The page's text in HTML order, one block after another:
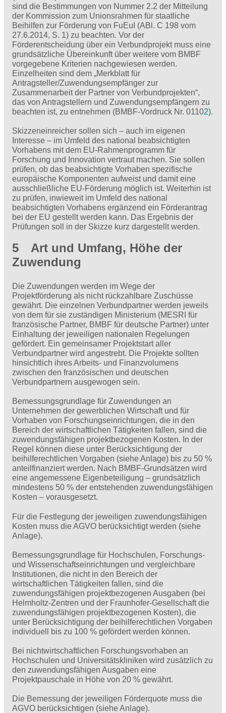
sind die Bestimmungen von Nummer 2.2 der Mitteilung
der Kommission zum Unionsrahmen für staatliche
Beihilfen zur Förderung von FuEuI (ABl. C 198 vom
27.6.2014, S. 1) zu beachten. Vor der
Förderentscheidung über ein Verbundprojekt muss eine
grundsätzliche Übereinkunft über weitere vom BMBF
vorgegebene Kriterien nachgewiesen werden.
Einzelheiten sind dem „Merkblatt für
Antragsteller/Zuwendungsempfänger zur
Zusammenarbeit der Partner von Verbundprojekten“,
das von Antragstellern und Zuwendungsempfängern zu
beachten ist, zu entnehmen (BMBF-Vordruck Nr. 01102).
Skizzeneinreicher sollen sich – auch im eigenen
Interesse – im Umfeld des national beabsichtigten
Vorhabens mit dem EU-Rahmenprogramm für
Forschung und Innovation vertraut machen. Sie sollen
prüfen, ob das beabsichtigte Vorhaben spezifische
europäische Komponenten aufweist und damit eine
ausschließliche EU-Förderung möglich ist. Weiterhin ist
zu prüfen, inwieweit im Umfeld des national
beabsichtigten Vorhabens ergänzend ein Förderantrag
bei der EU gestellt werden kann. Das Ergebnis der
Prüfungen soll in der Skizze kurz dargestellt werden.
5 Art und Umfang, Höhe der
Zuwendung
Die Zuwendungen werden im Wege der
Projektförderung als nicht rückzahlbare Zuschüsse
gewährt. Die einzelnen Verbundpartner werden jeweils
von dem für sie zuständigen Ministerium (MESRI für
französische Partner, BMBF für deutsche Partner) unter
Einhaltung der jeweiligen nationalen Regelungen
gefördert. Ein gemeinsamer Projektstart aller
Verbundpartner wird angestrebt. Die Projekte sollten
hinsichtlich ihres Arbeits- und Finanzvolumens
zwischen den französischen und deutschen
Verbundpartnern ausgewogen sein.
Bemessungsgrundlage für Zuwendungen an
Unternehmen der gewerblichen Wirtschaft und für
Vorhaben von Forschungseinrichtungen, die in den
Bereich der wirtschaftlichen Tätigkeiten fallen, sind die
zuwendungsfähigen projektbezogenen Kosten. In der
Regel können diese unter Berücksichtigung der
beihilferechtlichen Vorgaben (siehe Anlage) bis zu 50 %
anteilfinanziert werden. Nach BMBF-Grundsätzen wird
eine angemessene Eigenbeteiligung – grundsätzlich
mindestens 50 % der entstehenden zuwendungsfähigen
Kosten – vorausgesetzt.
Für die Festlegung der jeweiligen zuwendungsfähigen
Kosten muss die AGVO berücksichtigt werden (siehe
Anlage).
Bemessungsgrundlage für Hochschulen, Forschungs-
und Wissenschaftseinrichtungen und vergleichbare
Institutionen, die nicht in den Bereich der
wirtschaftlichen Tätigkeiten fallen, sind die
zuwendungsfähigen projektbezogenen Ausgaben (bei
Helmholtz-Zentren und der Fraunhofer-Gesellschaft die
zuwendungsfähigen projektbezogenen Kosten), die
unter Berücksichtigung der beihilferechtlichen Vorgaben
individuell bis zu 100 % gefördert werden können.
Bei nichtwirtschaftlichen Forschungsvorhaben an
Hochschulen und Universitätskliniken wird zusätzlich zu
den zuwendungsfähigen Ausgaben eine
Projektpauschale in Höhe von 20 % gewährt.
Die Bemessung der jeweiligen Förderquote muss die
AGVO berücksichtigen (siehe Anlage).